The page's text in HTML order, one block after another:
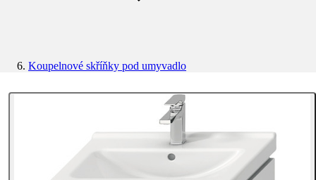
Koupelnové skříňky pod umyvadlo